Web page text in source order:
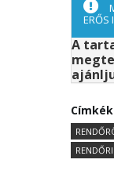
ERŐS
A